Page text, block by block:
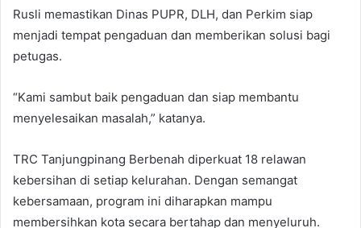
Rusli memastikan Dinas PUPR, DLH, dan Perkim siap
menjadi tempat pengaduan dan memberikan solusi bagi
petugas.
“Kami sambut baik pengaduan dan siap membantu
menyelesaikan masalah,” katanya.
TRC Tanjungpinang Berbenah diperkuat 18 relawan
kebersihan di setiap kelurahan. Dengan semangat
kebersamaan, program ini diharapkan mampu
membersihkan kota secara bertahap dan menyeluruh.